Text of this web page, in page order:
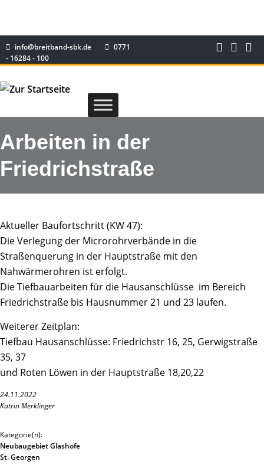
info@breitband-sbk.de
0771
- 16284 - 100
Arbeiten in der
Friedrichstraße
Aktueller Baufortschritt (KW 47):
Die Verlegung der Microrohrverbände in die
Straßenquerung in der Hauptstraße mit den
Nahwärmerohren ist erfolgt.
Die Tiefbauarbeiten für die Hausanschlüsse im Bereich
Friedrichstraße bis Hausnummer 21 und 23 laufen.
Weiterer Zeitplan:
Tiefbau Hausanschlüsse: Friedrichstr 16, 25, Gerwigstraße
35, 37
und Roten Löwen in der Hauptstraße 18,20,22
24.11.2022
Katrin Merklinger
Kategorie(n):
Neubaugebiet Glashöfe
St. Georgen